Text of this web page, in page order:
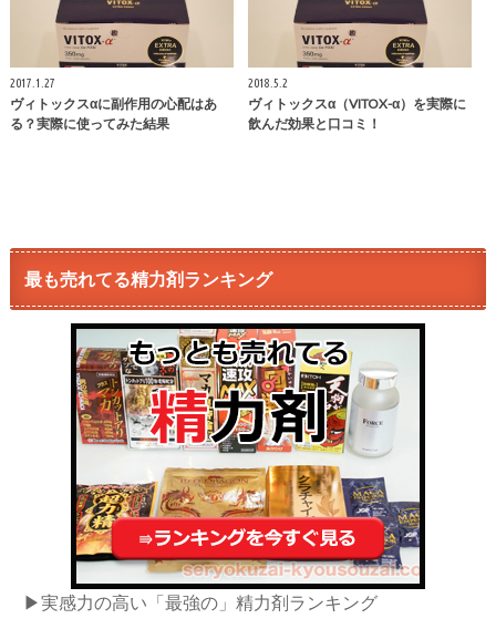
2017.1.27
ヴィトックスαに副作用の心配はあ
る？実際に使ってみた結果
2018.5.2
ヴィトックスα（VITOX-α）を実際に
飲んだ効果と口コミ！
最も売れてる精力剤ランキング
▶実感力の高い「最強の」精力剤ランキング